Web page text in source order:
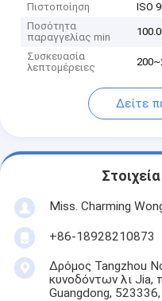
Πιστοποίηση
ISO
Ποσότητα
παραγγελίας min
Συσκευασία
λεπτομέρειες
Δείτε
Miss. Charming
+86-18928210873
Δρόμος Tangzhou
κυνοδόντων λι Jia,
Guangdong, 523336,